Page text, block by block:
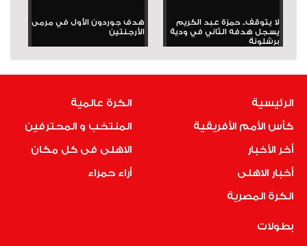
لا يتوقف.. حمزة عبد الكريم
يسجل هدفه الثاني في ودية
برشلونة
هدف جوردون الأول في مرمى
الأرجنتين
الرئيسية
كأس الأمم الأفريقية
أخر الأخبار
أخبار الاهلى
الكرة المصرية
الكرة عالمية
المنتخب و المحترفين
الاهلى فى كل مكان
أراء حمراء
بطولات